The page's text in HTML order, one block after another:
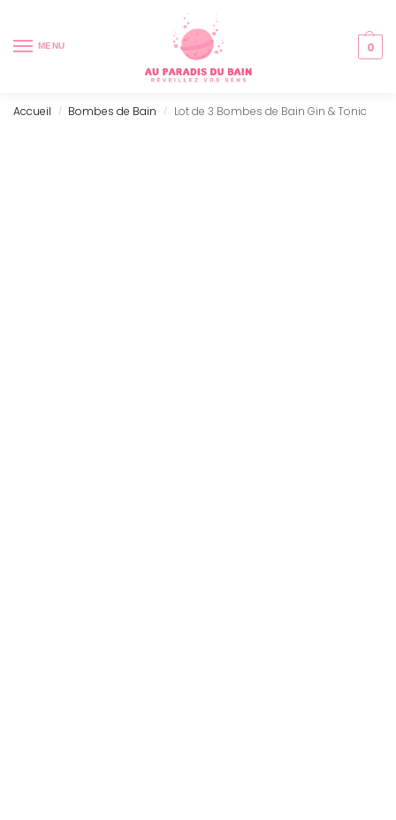
MENU 0
Accueil / Bombes de Bain / Lot de 3 Bombes de Bain Gin & Tonic